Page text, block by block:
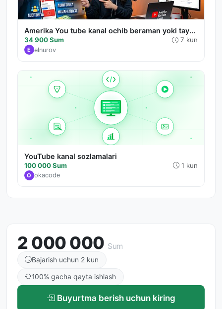
Amerika You tube kanal ochib beraman yoki tay...
34 900 Sum 7 kun
E elnurov
YouTube kanal sozlamalari
100 000 Sum 1 kun
O okacode
2 000 000 Sum
Bajarish uchun 2 kun
100% gacha qayta ishlash
Buyurtma berish uchun kiring